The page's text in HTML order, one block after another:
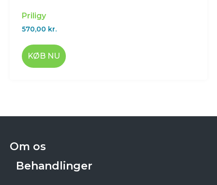
Priligy
570,00 kr.
KØB NU
Om os
Behandlinger